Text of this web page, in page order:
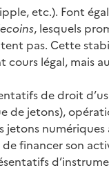
etc.). Font
, lesquels
pas. Cette
légal, mais
de droit
de jetons),
numériques
financer son